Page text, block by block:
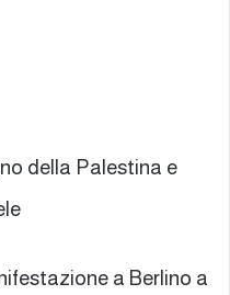
della Palestina e
a Berlino a